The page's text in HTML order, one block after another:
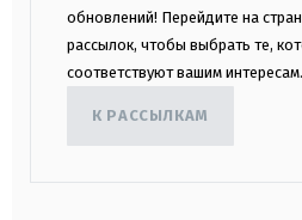
обновлений! Перейдите на
рассылок, чтобы выбрать те,
соответствуют вашим интересам.
К РАССЫЛКАМ